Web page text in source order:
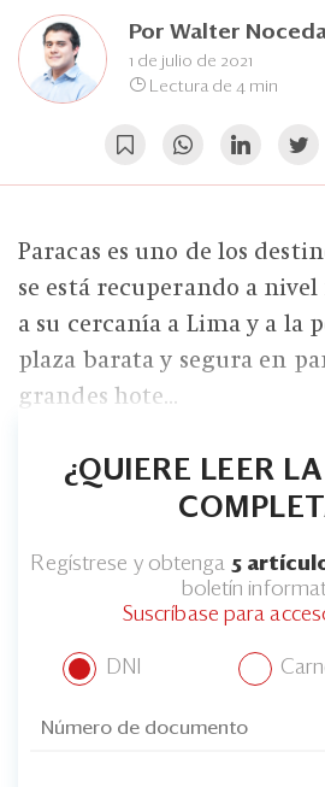
Por Walter
1 de julio de 2021
Lectura de 4 min
Paracas es uno de los
se está recuperando a
a su cercanía a Lima y a la
plaza barata y segura en
grandes hote...
¿QUIERE LEER
Regístrese y obtenga 5
boletín
Suscríbase para
DNI